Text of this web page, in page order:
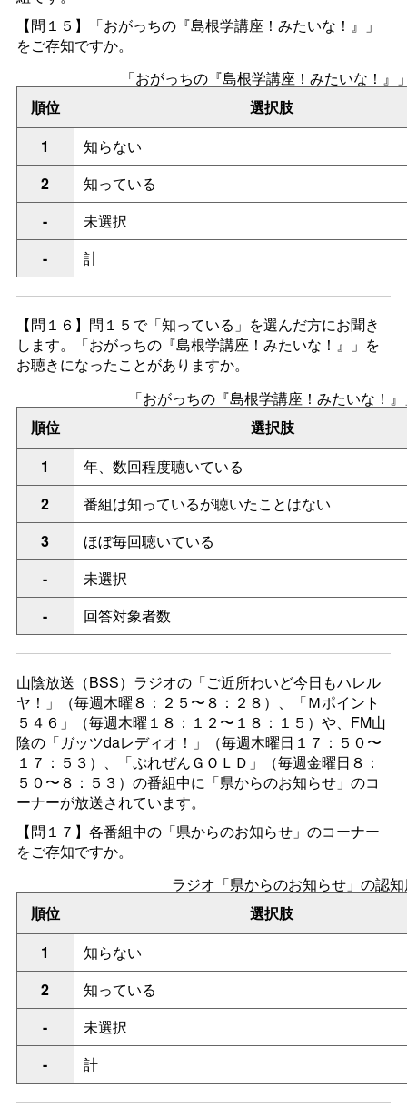
【問１５】「おがっちの『島根学講座！みたいな！』」
をご存知ですか。
「おがっちの『島根学講座！みたいな！』
順位
選択肢
1
知らない
2
知っている
-
未選択
-
計
【問１６】問１５で「知っている」を選んだ方にお聞き
します。「おがっちの『島根学講座！みたいな！』」を
お聴きになったことがありますか。
「おがっちの『島根学講座！みたいな！
順位
選択肢
1
年、数回程度聴いている
2
番組は知っているが聴いたことはない
3
ほぼ毎回聴いている
-
未選択
-
回答対象者数
山陰放送（BSS）ラジオの「ご近所わいど今日もハレル
ヤ！」（毎週木曜８：２５〜８：２８）、「Ｍポイント
５４６」（毎週木曜１８：１２〜１８：１５）や、FM山
陰の「ガッツdaレディオ！」（毎週木曜日１７：５０〜
１７：５３）、「ぷれぜんＧＯＬＤ」（毎週金曜日８：
５０〜８：５３）の番組中に「県からのお知らせ」のコ
ーナーが放送されています。
【問１７】各番組中の「県からのお知らせ」のコーナー
をご存知ですか。
ラジオ「県からのお知らせ」の認
順位
選択肢
1
知らない
2
知っている
-
未選択
-
計